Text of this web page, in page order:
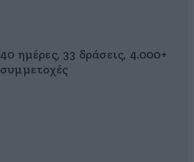
40 ημέρες, 33 δράσεις, 4.000+
συμμετοχές